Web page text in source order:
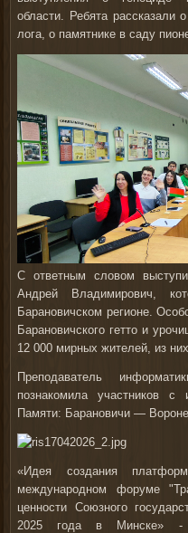
области. Ребята рассказали
лога, о памятнике в саду
С ответным словом
Андрей Владимирович,
Барановичском регионе.
Барановичского гетто и
12 000 мирных жителей, из
Преподаватель
познакомила участников с
Памяти: Барановичи —
«Идея создания
международном форуме
ценности Союзного
2025 года в Минске» -